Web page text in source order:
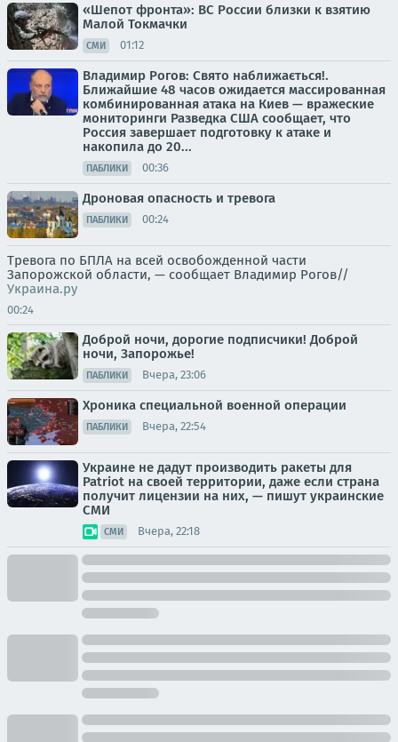
«Шепот фронта»: ВС России близки к взятию
Малой Токмачки
СМИ 01:12
Владимир Рогов: Свято наближається!.
Ближайшие 48 часов ожидается массированная
комбинированная атака на Киев — вражеские
мониторинги Разведка США сообщает, что
Россия завершает подготовку к атаке и
накопила до 20...
ПАБЛИКИ 00:36
Дроновая опасность и тревога
ПАБЛИКИ 00:24
Тревога по БПЛА на всей освобожденной части
Запорожской области, — сообщает Владимир Рогов//
Украина.ру
00:24
Доброй ночи, дорогие подписчики! Доброй
ночи, Запорожье!
ПАБЛИКИ Вчера, 23:06
Хроника специальной военной операции
ПАБЛИКИ Вчера, 22:54
Украине не дадут производить ракеты для
Patriot на своей территории, даже если страна
получит лицензии на них, — пишут украинские
СМИ
СМИ Вчера, 22:18